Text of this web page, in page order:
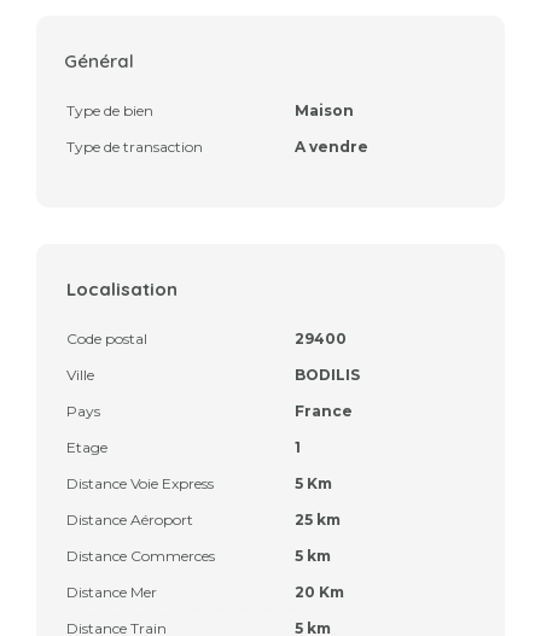
Général
Type de bien
Maison
Type de transaction
A vendre
Localisation
Code postal
29400
Ville
BODILIS
Pays
France
Etage
1
Distance Voie Express
5 Km
Distance Aéroport
25 km
Distance Commerces
5 km
Distance Mer
20 Km
Distance Train
5 km